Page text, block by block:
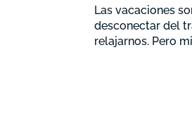
Las vacaciones
desconectar del
relajarnos. Pero